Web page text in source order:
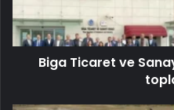
Biga Ticaret ve